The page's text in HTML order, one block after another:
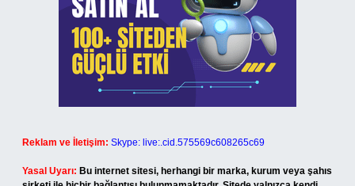
Reklam ve İletişim: Skype: live:.cid.575569c608265c69
Yasal Uyarı: Bu internet sitesi, herhangi bir marka, kurum veya şahıs